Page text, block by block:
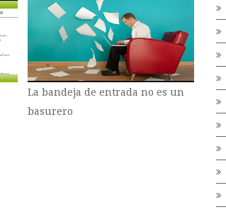
La bandeja de entrada no es un
basurero